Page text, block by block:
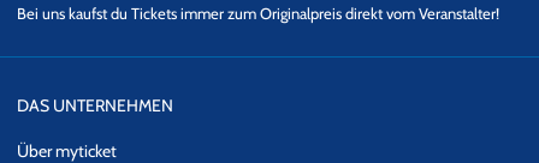
erzeugen.“
Wer NELSON MÜLLER – als Koch, Sänger oder beides – live
und bleibt up-to-date über neue NELSON MÜLLER Events.
Bei uns kaufst du Tickets immer zum Originalpreis direkt vom Veranstalter!
DAS UNTERNEHMEN
Über myticket